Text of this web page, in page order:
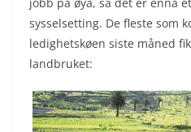
sysselsetting. De fleste som
ledighetskøen siste måned
landbruket: